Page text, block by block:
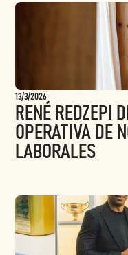
13/3/2026
RENÉ REDZEPI
OPERATIVA DE
LABORALES